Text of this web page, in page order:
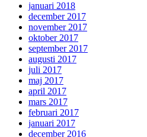
januari 2018
december 2017
november 2017
oktober 2017
september 2017
augusti 2017
juli 2017
maj 2017
april 2017
mars 2017
februari 2017
januari 2017
december 2016